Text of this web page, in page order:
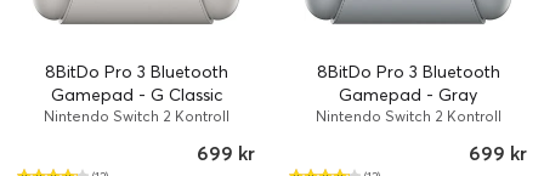
8BitDo Pro 3 Bluetooth
Gamepad - G Classic
Nintendo Switch 2 Kontroll
699 kr
8BitDo Pro 3 Bluetooth
Gamepad - Gray
Nintendo Switch 2 Kontroll
699 kr